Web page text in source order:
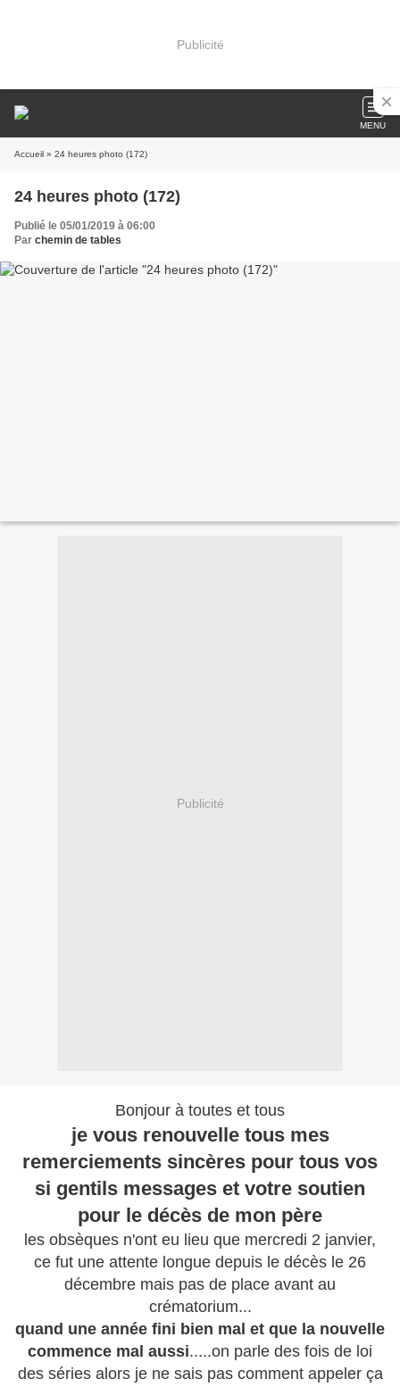
Publicité
MENU
Accueil » 24 heures photo (172)
24 heures photo (172)
Publié le 05/01/2019 à 06:00
Par chemin de tables
Publicité
Bonjour à toutes et tous
je vous renouvelle tous mes
remerciements sincères pour tous vos
si gentils messages et votre soutien
pour le décès de mon père
les obsèques n'ont eu lieu que mercredi 2 janvier,
ce fut une attente longue depuis le décès le 26
décembre mais pas de place avant au
crématorium...
quand une année fini bien mal et que la nouvelle
commence mal aussi.....on parle des fois de loi
des séries alors je ne sais pas comment appeler ça